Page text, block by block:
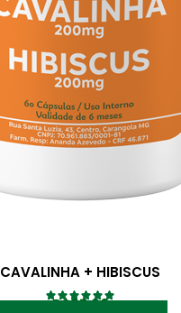
CAVALINHA + HIBISCUS
R$37.90